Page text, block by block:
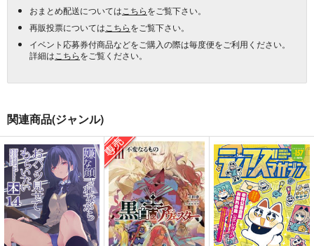
おまとめ配送については こちらをご覧下さい。
再販投票については こちらをご覧下さい。
イベント応募券付商品などをご購入の際は毎度便をご利用ください。
詳細は こちらをご覧ください。
関連商品(ジャンル)